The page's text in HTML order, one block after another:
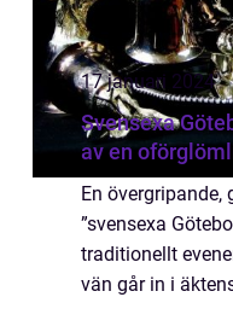
17 januari 2024
Svensexa
av en
En övergripande,
”svensexa
traditionellt
vän går in i